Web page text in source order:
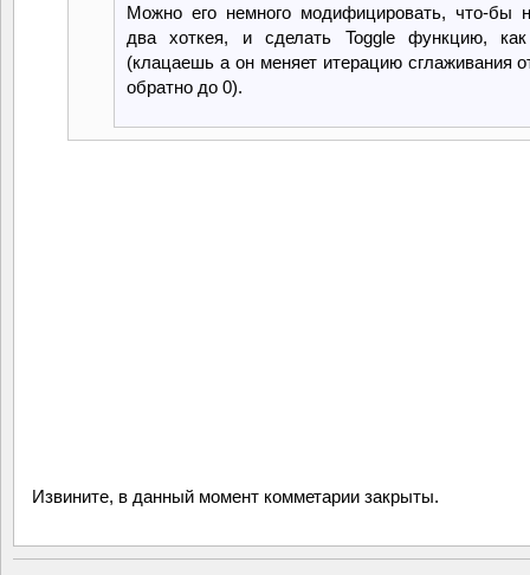
Можно его немного модифицировать, что-бы
два хоткея, и сделать Toggle функцию,
(клацаешь а он меняет итерацию сглаживания
обратно до 0).
Извините, в данный момент комметарии закрыты.